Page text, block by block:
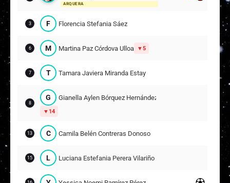
ARQUERA
3 F Florencia Stefania Sáez
6 M Martina Paz Córdova Ulloa 5
7 T Tamara Javiera Miranda Estay
8
G Gianella Aylen Bórquez Hernández
14
13 C Camila Belén Contreras Donoso
15 L Luciana Estefania Perera Vilariño